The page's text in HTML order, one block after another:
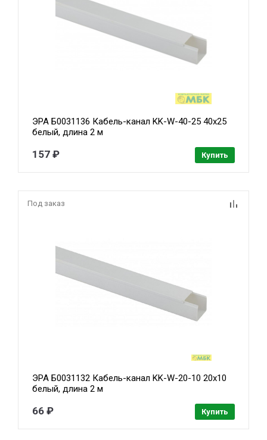
ЭРА Б0031136 Кабель-канал KK-W-40-25 40x25
белый, длина 2 м
157 ₽ Купить
Под заказ
ЭРА Б0031132 Кабель-канал KK-W-20-10 20x10
белый, длина 2 м
66 ₽ Купить